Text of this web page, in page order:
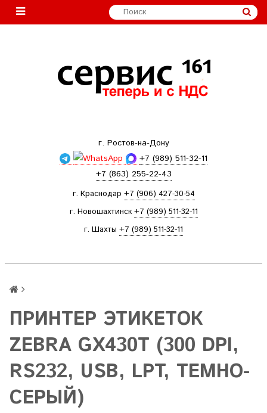
г. Ростов-на-Дону
+7 (989) 511-32-11
+7 (863) 255-22-43
г. Краснодар +7 (906) 427-30-54
г. Новошахтинск +7 (989) 511-32-11
г. Шахты +7 (989) 511-32-11
ПРИНТЕР ЭТИКЕТОК
ZEBRA GX430T (300 DPI,
RS232, USB, LPT, ТЕМНО-
СЕРЫЙ)